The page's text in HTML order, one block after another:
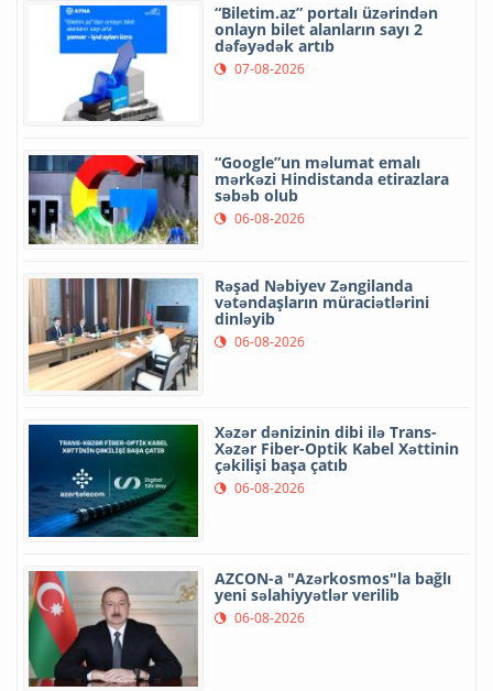
“Biletim.az” portalı üzərindən
onlayn bilet alanların sayı 2
dəfəyədək artıb
07-08-2026
“Google”un məlumat emalı
mərkəzi Hindistanda etirazlara
səbəb olub
06-08-2026
Rəşad Nəbiyev Zəngilanda
vətəndaşların müraciətlərini
dinləyib
06-08-2026
Xəzər dənizinin dibi ilə Trans-
Xəzər Fiber-Optik Kabel Xəttinin
çəkilişi başa çatıb
06-08-2026
AZCON-a "Azərkosmos"la bağlı
yeni səlahiyyətlər verilib
06-08-2026